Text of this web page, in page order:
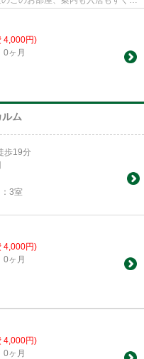
4,000円)
0ヶ月
ム
歩19分
3室
4,000円)
0ヶ月
4,000円)
0ヶ月